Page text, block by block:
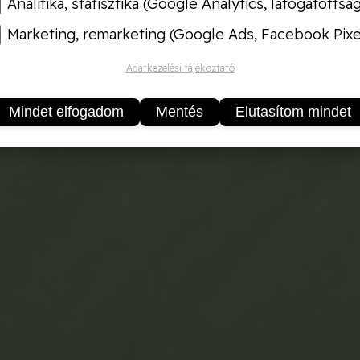
Marketing, remarketing (Google Ads, Facebook
Adatkezelési tájékoztató
Mindet elfogadom Mentés Elutasítom mindet